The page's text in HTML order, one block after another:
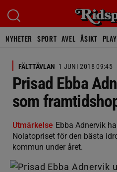
NYHETER SPORT AVEL ÅSIKT PLAY
FÄLTTÄVLAN 1 JUNI 2018 09:45
Prisad Ebba
som
Utmärkelse Ebba Adnervik
Nolatopriset för den bästa
kommun under året.